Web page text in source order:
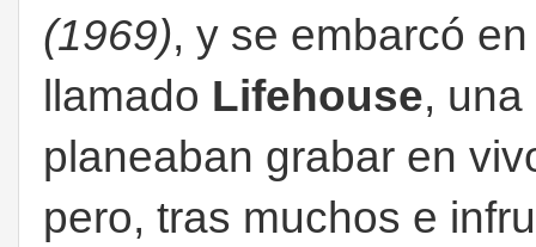
(1969), y se embarcó
llamado Lifehouse,
planeaban grabar en
pero, tras muchos e